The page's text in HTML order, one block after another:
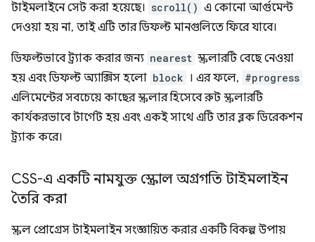
টাইমলাইনে সেট করা হয়েছে। scroll() এ কোনো আর্গুমেন্ট
দেওয়া হয় না, তাই এটি তার ডিফল্ট মানগুলিতে ফিরে যাবে।
ডিফল্টভাবে ট্র্যাক করার জন্য nearest স্ক্রলারটি বেছে নেওয়া
হয় এবং ডিফল্ট অ্যাক্সিস হলো block । এর ফলে, #progress
এলিমেন্টের সবচেয়ে কাছের স্ক্রলার হিসেবে রুট স্ক্রলারটি
কার্যকরভাবে টার্গেট হয় এবং একই সাথে এটি তার ব্লক ডিরেকশন
ট্র্যাক করে।
CSS-এ একটি নামযুক্ত স্ক্রোল অগ্রগতি টাইমলাইন
তৈরি করা
স্ক্রল প্রোগ্রেস টাইমলাইন সংজ্ঞায়িত করার একটি বিকল্প উপায়